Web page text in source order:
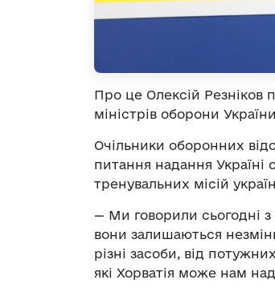
Про це Олексій Резніков
міністрів оборони
Очільники оборонних
питання надання Україні
тренувальних місій
— Ми говорили сьогодні
вони залишаються
різні засоби, від
які Хорватія може нам